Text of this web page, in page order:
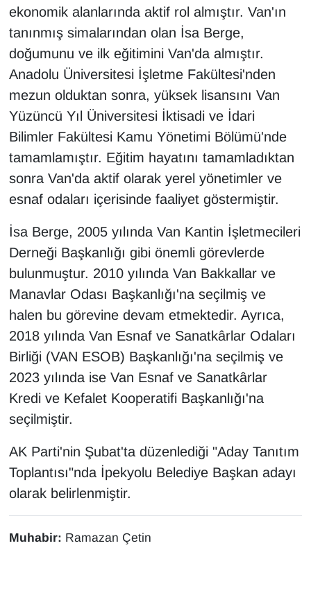
ekonomik alanlarında aktif rol almıştır. Van'ın
tanınmış simalarından olan İsa Berge,
doğumunu ve ilk eğitimini Van'da almıştır.
Anadolu Üniversitesi İşletme Fakültesi'nden
mezun olduktan sonra, yüksek lisansını Van
Yüzüncü Yıl Üniversitesi İktisadi ve İdari
Bilimler Fakültesi Kamu Yönetimi Bölümü'nde
tamamlamıştır. Eğitim hayatını tamamladıktan
sonra Van'da aktif olarak yerel yönetimler ve
esnaf odaları içerisinde faaliyet göstermiştir.
İsa Berge, 2005 yılında Van Kantin İşletmecileri
Derneği Başkanlığı gibi önemli görevlerde
bulunmuştur. 2010 yılında Van Bakkallar ve
Manavlar Odası Başkanlığı'na seçilmiş ve
halen bu görevine devam etmektedir. Ayrıca,
2018 yılında Van Esnaf ve Sanatkârlar Odaları
Birliği (VAN ESOB) Başkanlığı'na seçilmiş ve
2023 yılında ise Van Esnaf ve Sanatkârlar
Kredi ve Kefalet Kooperatifi Başkanlığı'na
seçilmiştir.
AK Parti'nin Şubat'ta düzenlediği "Aday Tanıtım
Toplantısı"nda İpekyolu Belediye Başkan adayı
olarak belirlenmiştir.
Muhabir: Ramazan Çetin
Kadın
Kamu Alımları
Kim Kimdir?
Kültür & Sanat
KURDÎ
MAGAZİN
MEDYA
ONE EKONOMİ
POLİTİKA
Resmi İlanlar
RÖPORTAJ
SAĞLIK
Sinema - TV
SİYASET